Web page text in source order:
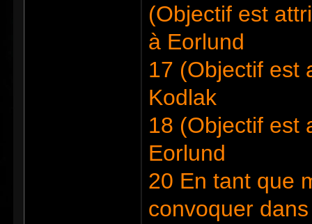
(Objectif est
à Eorlund
17 (Objectif est
Kodlak
18 (Objectif est
Eorlund
20 En tant que
convoquer